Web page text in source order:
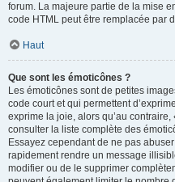
forum. La majeure partie de la mise
code HTML peut être remplacée par
Haut
Que sont les émoticônes ?
Les émoticônes sont de petites
code court et qui permettent
exprime la joie, alors qu’au
consulter la liste complète des
Essayez cependant de ne pas
rapidement rendre un message
modifier ou de le supprimer